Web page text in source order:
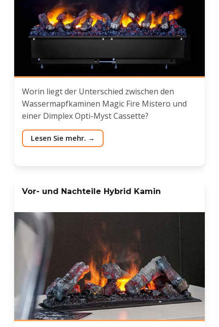
Worin liegt der Unterschied zwischen den
Wassermapfkaminen Magic Fire Mistero und
einer Dimplex Opti-Myst Cassette?
Lesen Sie mehr.
Vor- und Nachteile Hybrid Kamin